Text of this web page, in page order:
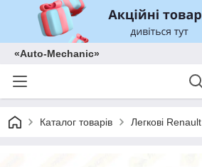
«Auto-Mechanic»
Каталог товарів Легкові Renault